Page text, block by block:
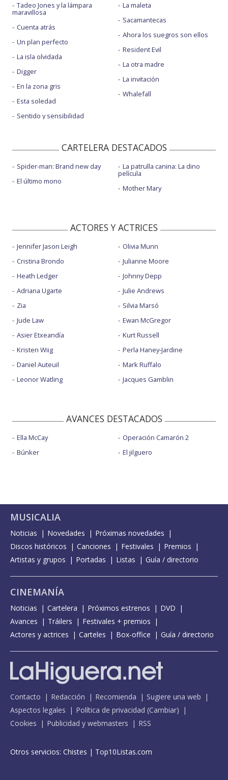
Tadeo Jones y la lámpara
maravillosa
Cuenta atrás
Un plan perfecto
La isla olvidada
Digger
En la zona gris
Esta soledad
Sentido y sensibilidad
La maleta
Sacamantecas
Ahora los suegros son ellos
Resident Evil
La otra madre
La invitación
Whalefall
CARTELERA DESTACADOS
Spider-man: Brand new day
El último mono
La patrulla canina: La dino
película
Mother Mary
ACTORES Y ACTRICES
Jennifer Jason Leigh
Cristina Brondo
Heath Ledger
Adriana Ugarte
Zia
Jude Law
Asier Etxeandía
Kristen Wiig
Daniel Auteuil
Leonor Watling
Olivia Munn
Julianne Moore
Johnny Depp
Julie Andrews
Silvia Marsó
Ewan McGregor
Kurt Russell
Perla Haney-Jardine
Mark Ruffalo
Jacques Gamblin
AVANCES DESTACADOS
Ella McCay
Búnker
Operación Camarón 2
El jilguero
MUSICALIA
Noticias Novedades
Próximas novedades
Discos históricos
Canciones Festivales
Premios
Artistas y grupos
Portadas Listas Guía / directorio
CINEMANÍA
Noticias Cartelera Próximos estrenos
DVD
Avances
Tráilers
Festivales + premios
Actores y actrices
Carteles Box-office Guía / directorio
Contacto Redacción Recomienda
Sugiere una web
Aspectos legales
Política de privacidad (Cambiar)
Cookies
Publicidad y webmasters RSS
Otros servicios: Chistes | Top10Listas.com